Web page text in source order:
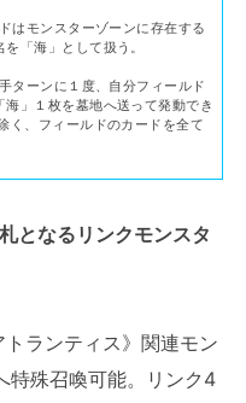
はモンスターゾーンに存在する
「海」として扱う。
ターンに１度、自分フィールド
海」１枚を墓地へ送って発動でき
く、フィールドのカードを全て
となるリンクモンスタ
ランティス》関連モン
特殊召喚可能。リンク4